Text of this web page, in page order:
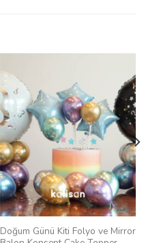
Doğum Günü Kiti Folyo ve Mirror